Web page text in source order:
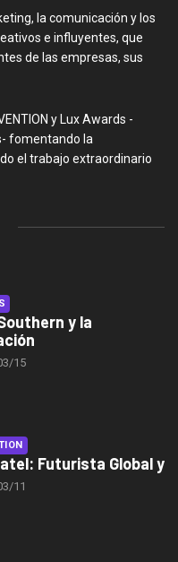
la comunicación y los
e influyentes, que
de las empresas, sus
y Lux Awards -
fomentando la
el trabajo extraordinario
y la
15
Futurista Global y
11